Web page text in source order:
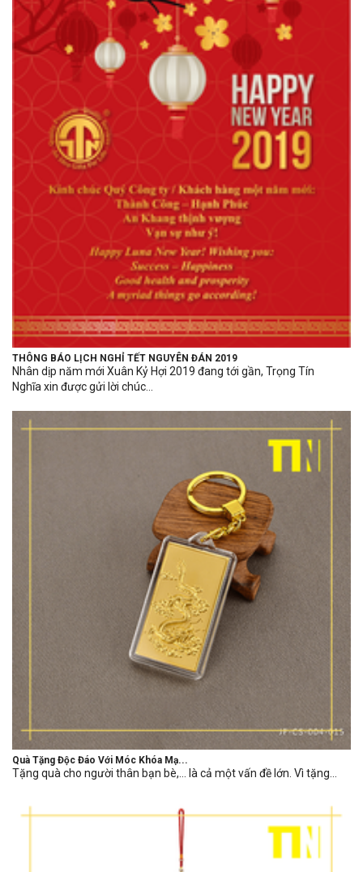
THÔNG BÁO LỊCH NGHỈ TẾT NGUYÊN ĐÁN 2019
Nhân dịp năm mới Xuân Kỷ Hợi 2019 đang tới gần, Trọng Tín
Nghĩa xin được gửi lời chúc...
Quà Tặng Độc Đáo Với Móc Khóa Mạ...
Tặng quà cho người thân bạn bè,… là cả một vấn đề lớn. Vì tặng...